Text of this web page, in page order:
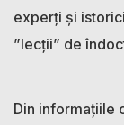
experți și
”lecții” de
Din informațiile